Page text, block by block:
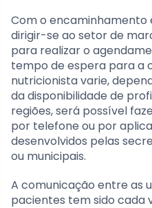
Com o encaminhamento
dirigir-se ao setor de
para realizar o
tempo de espera para a
nutricionista varie,
da disponibilidade de
regiões, será possível
por telefone ou por
desenvolvidos pelas
ou municipais.
A comunicação entre as
pacientes tem sido cada